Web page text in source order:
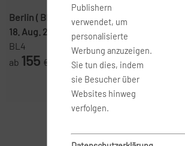
Berlin ( BER )
Madrid ( MAD )
18. Aug. 2026
26. Aug. 2026
BL4
ab 155 €
Publishern
verwendet, um
personalisierte
Werbung anzuzeigen.
Sie tun dies, indem
sie Besucher über
Websites hinweg
verfolgen.